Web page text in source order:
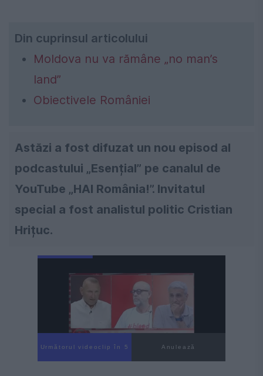
Din cuprinsul articolului
Moldova nu va rămâne „no man’s
land”
Obiectivele României
Astăzi a fost difuzat un nou episod al
podcastului „Esențial” pe canalul de
YouTube „HAI România!”. Invitatul
special a fost analistul politic Cristian
Hrițuc.
Următorul videoclip în 4 Anulează